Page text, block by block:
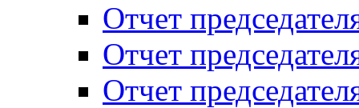
Отчет
Отчет
Отчет